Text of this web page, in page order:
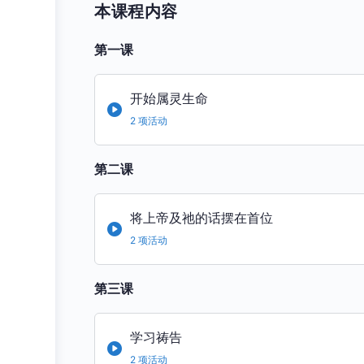
本课程内容
第一课
开始属灵生命
2 项活动
第二课
将上帝及祂的话摆在首位
2 项活动
第三课
学习祷告
2 项活动